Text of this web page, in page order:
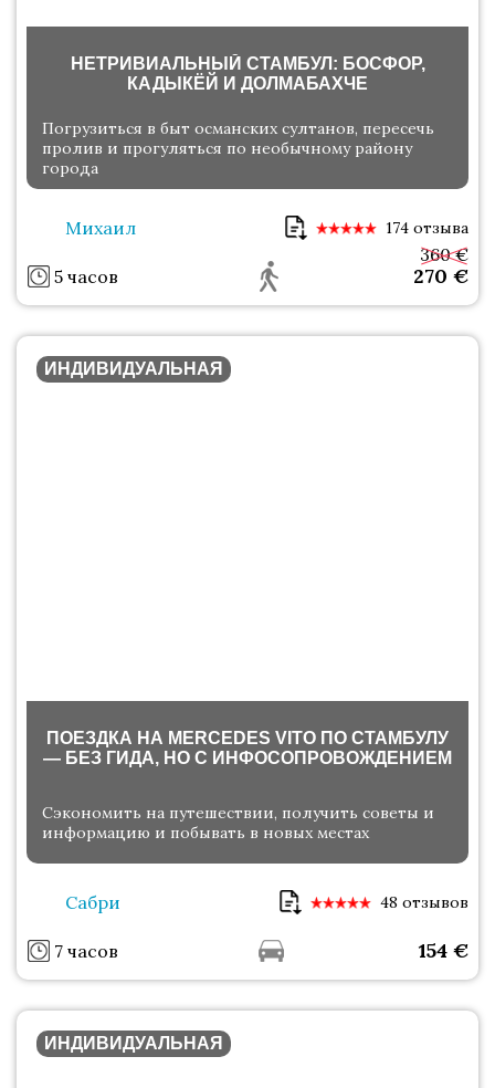
НЕТРИВИАЛЬНЫЙ СТАМБУЛ: БОСФОР,
КАДЫКЁЙ И ДОЛМАБАХЧЕ
Погрузиться в быт османских султанов, пересечь
пролив и прогуляться по необычному району
города
Михаил 174 отзыва
5 часов 270 €
360 €
ИНДИВИДУАЛЬНАЯ
ПОЕЗДКА НА MERCEDES VITO ПО СТАМБУЛУ
— БЕЗ ГИДА, НО С ИНФОСОПРОВОЖДЕНИЕМ
Сэкономить на путешествии, получить советы и
информацию и побывать в новых местах
Сабри 48 отзывов
7 часов 154 €
ИНДИВИДУАЛЬНАЯ